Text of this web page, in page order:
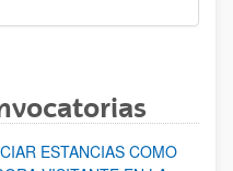
ESTANCIAS COMO